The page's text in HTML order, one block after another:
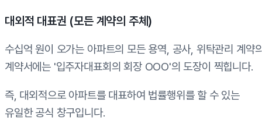
대외적 대표권 (모든 계약의 주체)
수십억 원이 오가는 아파트의 모든 용역, 공사, 위탁관리 계약
계약서에는 '입주자대표회의 회장 OOO'의 도장이 찍힙니다.
즉, 대외적으로 아파트를 대표하여 법률행위를 할 수 있는
유일한 공식 창구입니다.